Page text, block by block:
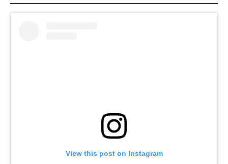
View this post on Instagram